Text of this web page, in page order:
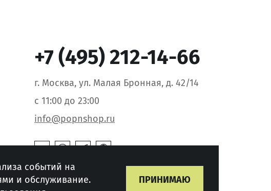
+7 (495) 212-14-66
г. Москва, ул. Малая Бронная, д. 42/14
с 11:00 до 23:00
info@popnshop.ru
событий на
и обслуживание.
ПРИНИМАЮ